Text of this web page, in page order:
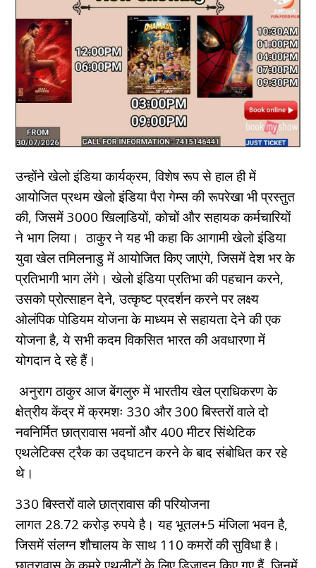
उन्होंने खेलो इंडिया कार्यक्रम, विशेष रूप से हाल ही में
आयोजित प्रथम खेलो इंडिया पैरा गेम्स की रूपरेखा भी प्रस्‍तुत
की, जिसमें 3000 खिलाडि़यों, कोचों और सहायक कर्मचारियों
ने भाग लिया। ठाकुर ने यह भी कहा कि आगामी खेलो इंडिया
युवा खेल तमिलनाडु में आयोजित किए जाएंगे, जिसमें देश भर के
प्रतिभागी भाग लेंगे। खेलो इंडिया प्रतिभा की पहचान करने,
उसको प्रोत्‍साहन देने, उत्कृष्ट प्रदर्शन करने पर लक्ष्‍य
ओलंपिक पोडियम योजना के माध्यम से सहायता देने की एक
योजना है, ये सभी कदम विकसित भारत की अवधारणा में
योगदान दे रहे हैं।
अनुराग ठाकुर आज बेंगलुरु में भारतीय खेल प्राधिकरण के
क्षेत्रीय केंद्र में क्रमशः 330 और 300 बिस्तरों वाले दो
नवनिर्मित छात्रावास भवनों और 400 मीटर सिंथेटिक
एथलेटिक्स ट्रैक का उद्घाटन करने के बाद संबोधित कर रहे
थे।
330 बिस्तरों वाले छात्रावास की परियोजना
लागत 28.72 करोड़ रुपये है। यह भूतल+5 मंजिला भवन है,
जिसमें संलग्न शौचालय के साथ 110 कमरों की सुविधा है।